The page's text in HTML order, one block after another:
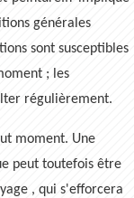
générales
sont susceptibles
; les
régulièrement.
moment. Une
peut toutefois être
, qui s'efforcera